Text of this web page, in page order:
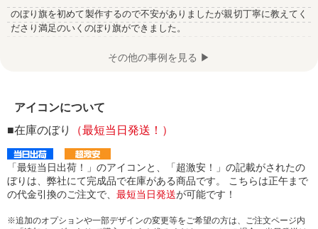
のぼり旗を初めて製作するので不安がありましたが親切丁寧に教えてく
ださり満足のいくのぼり旗ができました。
その他の事例を見る ▶
アイコンについて
■在庫のぼり
（最短当日発送！）
「最短当日出荷！」のアイコンと、「超激安！」の記載がされたの
ぼりは、弊社にて完成品で在庫がある商品です。 こちらは正午まで
の代金引換のご注文で、 最短当日発送が可能です！
※追加のオプションや一部デザインの変更等をご希望の方は、ご注文ページ内